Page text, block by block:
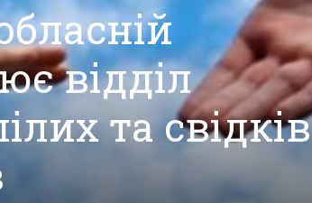
відділ
та свідків